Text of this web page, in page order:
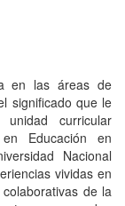
en las áreas de
significado que le
curricular
Educación en
Nacional
vividas en
de la